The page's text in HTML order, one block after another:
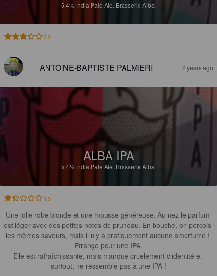
5.4% India Pale Ale. Brasserie Alba.
3.2
ANTOINE-BAPTISTE PALMIERI 2 years ago
ALBA IPA
5.4% India Pale Ale. Brasserie Alba.
1.5
Une jolie robe blonde et une mousse généreuse. Au nez le parfum
est léger avec des petites notes de pruneau. En bouche, on perçois
les mêmes saveurs, mais il n'y a pratiquement aucune amertume !
Étrange pour une IPA.
Elle est rafraîchissante, mais manque cruelement d'identité et
surtout, ne ressemble pas à une IPA !